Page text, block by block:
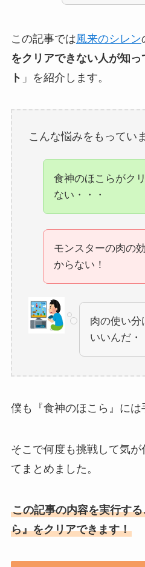
この記事では風来のシレン
をクリアできない人が知
ト 」を紹介します。
こんな悩みをもってい
食神のほこらがク
ない・・・
モンスターの肉の
からない！
肉の使い分
いいんだ・
僕も『食神のほこら』には
そこで何度も挑戦して気
てまとめました。
この記事の内容を実行す
ら』をクリアできます！